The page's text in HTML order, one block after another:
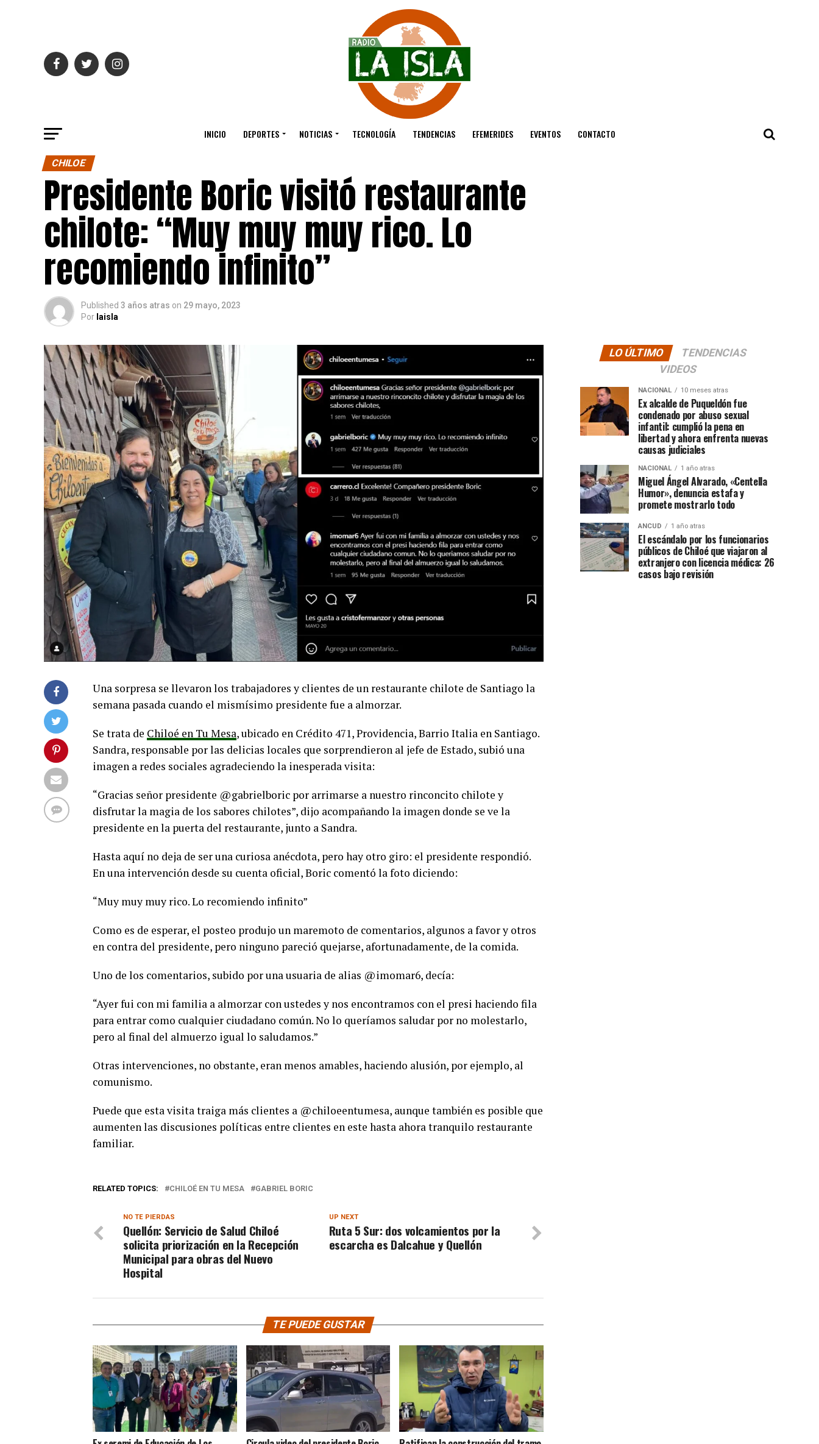
INICIO DEPORTES NOTICIAS TECNOLOGÍA TENDENCIAS EFEMERIDES EVENTOS CONTACTO
CHILOE
Presidente Boric visitó restaurante
chilote: “Muy muy muy rico. Lo
recomiendo infinito”
Published 3 años atras on 29 mayo, 2023
Por laisla
Una sorpresa se llevaron los trabajadores y clientes de un restaurante chilote de Santiago la
semana pasada cuando el mismísimo presidente fue a almorzar.
Se trata de Chiloé en Tu Mesa, ubicado en Crédito 471, Providencia, Barrio Italia en Santiago.
Sandra, responsable por las delicias locales que sorprendieron al jefe de Estado, subió una
imagen a redes sociales agradeciendo la inesperada visita:
“Gracias señor presidente @gabrielboric por arrimarse a nuestro rinconcito chilote y
disfrutar la magia de los sabores chilotes”, dijo acompañando la imagen donde se ve la
presidente en la puerta del restaurante, junto a Sandra.
Hasta aquí no deja de ser una curiosa anécdota, pero hay otro giro: el presidente respondió.
En una intervención desde su cuenta oficial, Boric comentó la foto diciendo:
“Muy muy muy rico. Lo recomiendo infinito”
Como es de esperar, el posteo produjo un maremoto de comentarios, algunos a favor y otros
en contra del presidente, pero ninguno pareció quejarse, afortunadamente, de la comida.
Uno de los comentarios, subido por una usuaria de alias @imomar6, decía:
“Ayer fui con mi familia a almorzar con ustedes y nos encontramos con el presi haciendo fila
para entrar como cualquier ciudadano común. No lo queríamos saludar por no molestarlo,
pero al final del almuerzo igual lo saludamos.”
Otras intervenciones, no obstante, eran menos amables, haciendo alusión, por ejemplo, al
comunismo.
Puede que esta visita traiga más clientes a @chiloeentumesa, aunque también es posible que
aumenten las discusiones políticas entre clientes en este hasta ahora tranquilo restaurante
familiar.
RELATED TOPICS: CHILOÉ EN TU MESA GABRIEL BORIC
UP NEXT
Ruta 5 Sur: dos volcamientos por la
escarcha es Dalcahue y Quellón
NO TE PIERDAS
Quellón: Servicio de Salud Chiloé
solicita priorización en la Recepción
Municipal para obras del Nuevo
Hospital
TE PUEDE GUSTAR
LO ÚLTIMO
TENDENCIAS
VIDEOS
NACIONAL 10 meses atras
Ex alcalde de Puqueldón fue
condenado por abuso sexual
infantil: cumplió la pena en
libertad y ahora enfrenta nuevas
causas judiciales
NACIONAL 1 año atras
Miguel Ángel Alvarado, «Centella
Humor», denuncia estafa y
promete mostrarlo todo
ANCUD 1 año atras
El escándalo por los funcionarios
públicos de Chiloé que viajaron al
extranjero con licencia médica: 26
casos bajo revisión